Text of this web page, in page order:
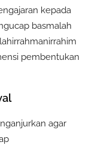
kepada
basmalah
pembentukan
agar